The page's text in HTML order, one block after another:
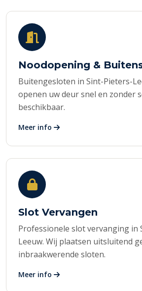
Noodopening &
Buitengesloten in Sint-Pieters-
openen uw deur snel en zonder
beschikbaar.
Meer info
Slot Vervangen
Professionele slot vervanging in
Leeuw. Wij plaatsen uitsluitend
inbraakwerende sloten.
Meer info